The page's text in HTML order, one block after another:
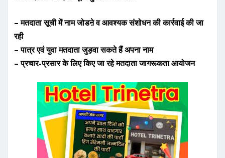
o
k
p
– मतदाता सूची में नाम जोडऩे व आवश्यक संशोधन की कार्रवाई की जा
रही
– पात्र एवं युवा मतदाता जुड़वा सकते हैं अपना नाम
– प्रचार-प्रसार के लिए किए जा रहे मतदाता जागरूकता आयोजन